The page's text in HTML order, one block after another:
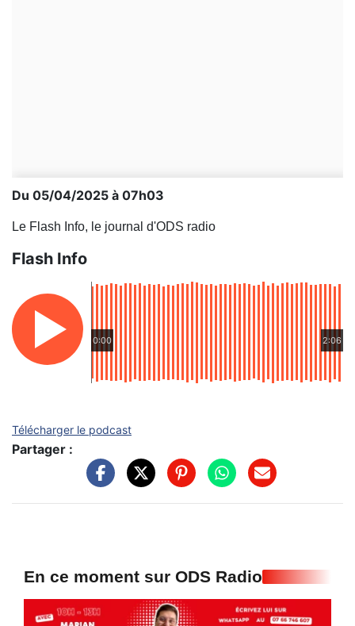
Du 05/04/2025 à 07h03
Le Flash Info, le journal d'ODS radio
Flash Info
0:00 2:06
Télécharger le podcast
Partager :
En ce moment sur ODS Radio